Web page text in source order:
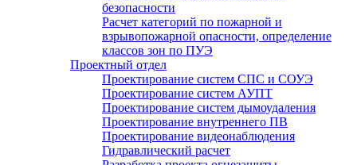
безопасности
Расчет категорий по пожарной и
взрывопожарной опасности, определение
классов зон по ПУЭ
Проектный отдел
Проектирование систем СПС и СОУЭ
Проектирование систем АУПТ
Проектирование систем дымоудаления
Проектирование внутреннего ПВ
Проектирование видеонаблюдения
Гидравлический расчет